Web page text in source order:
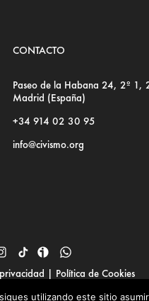
CONTACTO
Paseo de la Habana 24, 2º 1,
Madrid (España)
+34 914 02 30 95
info@civismo.org
| Política de Cookies
2025
utilizando este sitio